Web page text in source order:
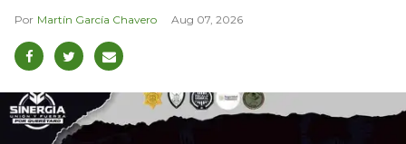
Martín García Chavero Aug 07, 2026